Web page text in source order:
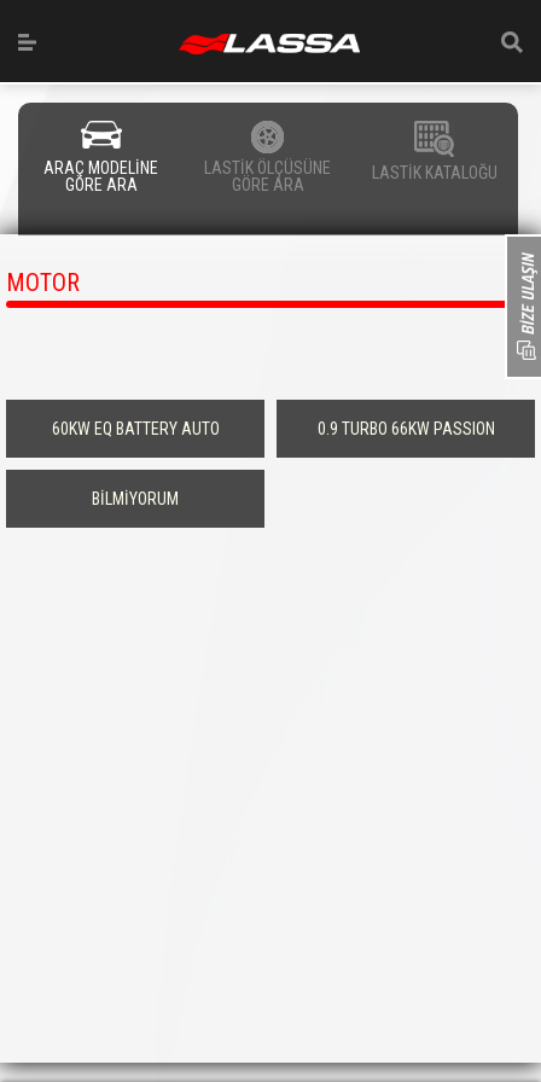
ARAÇ MODELİNE
GÖRE ARA
LASTİK ÖLÇÜSÜNE
GÖRE ARA
LASTİK KATALOĞU
MOTOR
60KW EQ BATTERY AUTO 0.9 TURBO 66KW PASSION
BİLMİYORUM